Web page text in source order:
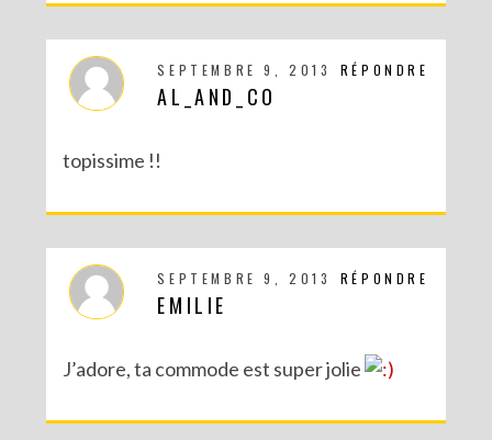
RÉPONDRE
SEPTEMBRE 9, 2013
AL_AND_CO
topissime !!
RÉPONDRE
SEPTEMBRE 9, 2013
EMILIE
J’adore, ta commode est super jolie